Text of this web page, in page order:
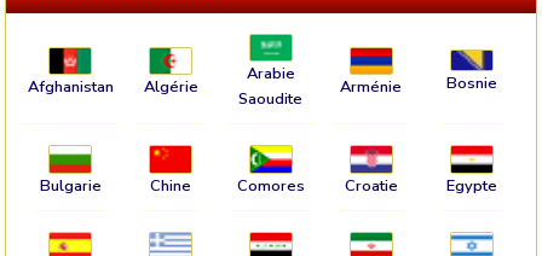
Afghanistan Algérie
Arabie
Saoudite
Arménie Bosnie
Bulgarie Chine Comores Croatie Egypte